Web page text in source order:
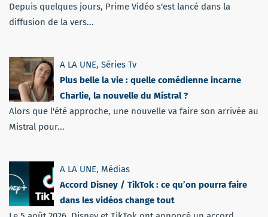
Depuis quelques jours, Prime Vidéo s'est lancé dans la
diffusion de la vers...
A LA UNE, Séries Tv
Plus belle la vie : quelle comédienne incarne
Charlie, la nouvelle du Mistral ?
Alors que l'été approche, une nouvelle va faire son arrivée au
Mistral pour...
A LA UNE, Médias
Accord Disney / TikTok : ce qu’on pourra faire
dans les vidéos change tout